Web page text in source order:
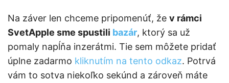
Na záver len chceme pripomenúť, že v rámci
SvetApple sme spustili bazár, ktorý sa už
pomaly napĺňa inzerátmi. Tie sem môžete pridať
úplne zadarmo kliknutím na tento odkaz. Potrvá
vám to sotva niekoľko sekúnd a zároveň máte